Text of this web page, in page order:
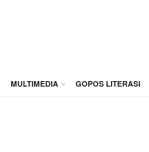
MULTIMEDIA GOPOS LITERASI